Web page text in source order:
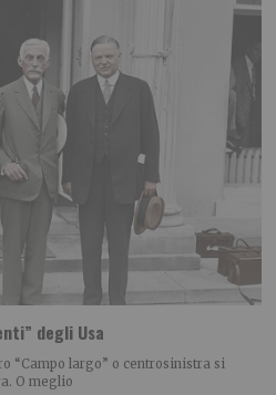
degli Usa
“Campo largo” o centrosinistra si
O meglio